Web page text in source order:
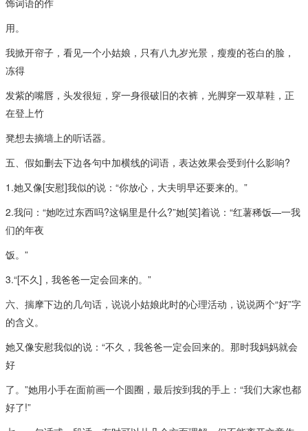
饰词语的作
用。
我掀开帘子，看见一个小姑娘，只有八九岁光景，瘦瘦的苍白的脸，
冻得
发紫的嘴唇，头发很短，穿一身很破旧的衣裤，光脚穿一双草鞋，正
在登上竹
凳想去摘墙上的听话器。
五、假如删去下边各句中加横线的词语，表达效果会受到什么影响?
1.她又像[安慰]我似的说：“你放心，大夫明早还要来的。”
2.我问：“她吃过东西吗?这锅里是什么?”她[笑]着说：“红薯稀饭—一我
们的年夜
饭。”
3.“[不久]，我爸爸一定会回来的。”
六、揣摩下边的几句话，说说小姑娘此时的心理活动，说说两个“好”字
的含义。
她又像安慰我似的说：“不久，我爸爸一定会回来的。那时我妈妈就会
好
了。”她用小手在面前画一个圆圈，最后按到我的手上：“我们大家也都
好了!”